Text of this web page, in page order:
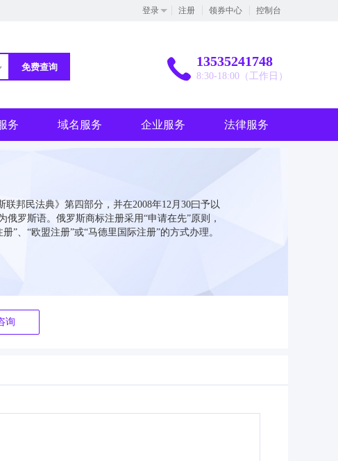
登录 注册 领券中心 控制台
免费查询 13535241748
8:30-18:00（工作日）
务 域名服务 企业服务 法律服务
邦民法典》第四部分，并在2008年12月30曰予以
罗斯语。俄罗斯商标注册采用“申请在先”原则，
”、“欧盟注册”或“马德里国际注册”的方式办理。
询